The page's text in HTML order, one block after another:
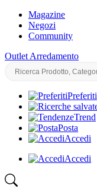
Magazine
Negozi
Community
Outlet Arredamento
Preferiti
Trend
Posta
Accedi
Accedi